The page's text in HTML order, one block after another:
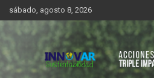
Saltar
al
contenido
sábado, agosto 8, 2026